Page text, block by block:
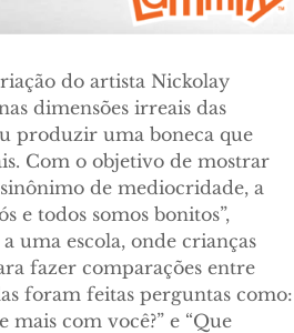
do artista Nickolay
dimensões irreais das
produzir uma boneca que
Com o objetivo de mostrar
de mediocridade, a
e todos somos bonitos”,
uma escola, onde crianças
fazer comparações entre
foram feitas perguntas como:
mais com você?” e “Que